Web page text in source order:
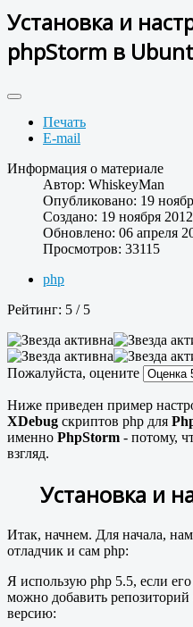
Установка и
phpStorm в
Печать
E-mail
Информация о материале
Автор: WhiskeyMan
Опубликовано: 19
Создано: 19 ноября 2012
Обновлено: 06 апреля
Просмотров: 33115
php
Рейтинг: 5 / 5
Пожалуйста, оцените
Ниже приведен пример
XDebug скриптов php для
именно PhpStorm - потому,
взгляд.
Установка и
Итак, начнем. Для начала,
отладчик и сам php:
Я использую php 5.5, если
можно добавить
версию: